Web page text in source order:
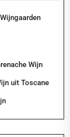
Wijn
uit Toscane